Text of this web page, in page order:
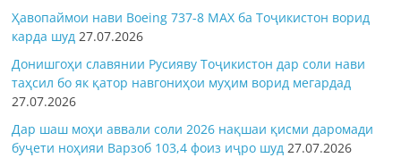
Ҳавопаймои нави Boeing 737-8 MAX ба Тоҷикистон ворид
карда шуд 27.07.2026
Донишгоҳи славянии Русияву Тоҷикистон дар соли нави
таҳсил бо як қатор навгониҳои муҳим ворид мегардад
27.07.2026
Дар шаш моҳи аввали соли 2026 нақшаи қисми даромади
буҷети ноҳияи Варзоб 103,4 фоиз иҷро шуд 27.07.2026